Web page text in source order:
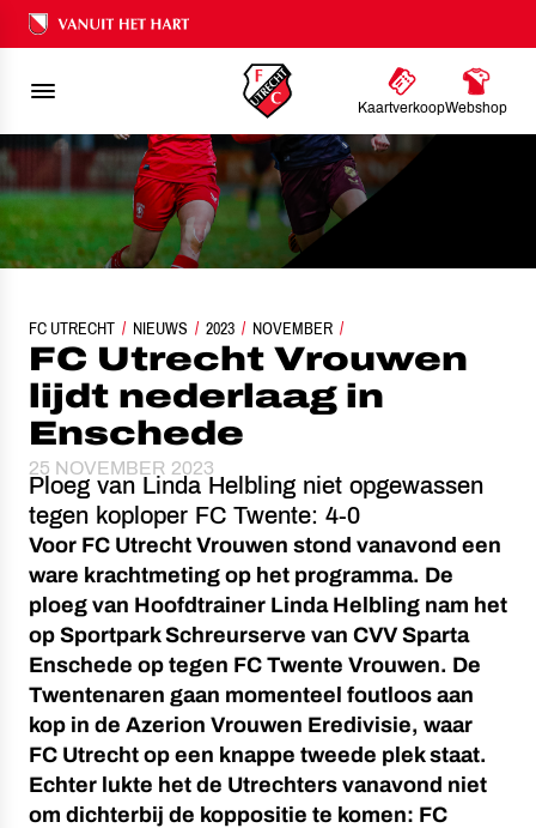
Ons nalatenschap
KaartverkoopWebshop
FC UTRECHT NIEUWS 2023 NOVEMBER
FC UTRECHT VROUWEN LIJDT NEDERLAAG IN ENSCHEDE
FC Utrecht Vrouwen
lijdt nederlaag in
Enschede
25 NOVEMBER 2023
Ploeg van Linda Helbling niet opgewassen
tegen koploper FC Twente: 4-0
Voor FC Utrecht Vrouwen stond vanavond een
ware krachtmeting op het programma. De
ploeg van Hoofdtrainer Linda Helbling nam het
op Sportpark Schreurserve van CVV Sparta
Enschede op tegen FC Twente Vrouwen. De
Twentenaren gaan momenteel foutloos aan
kop in de Azerion Vrouwen Eredivisie, waar
FC Utrecht op een knappe tweede plek staat.
Echter lukte het de Utrechters vanavond niet
om dichterbij de koppositie te komen: FC